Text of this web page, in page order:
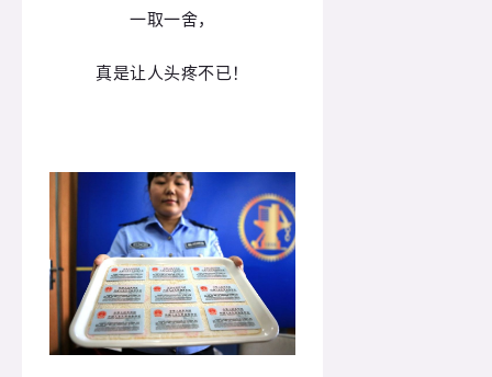
一取一舍，
真是让人头疼不已！